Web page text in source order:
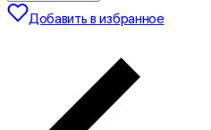
Добавить в избранное